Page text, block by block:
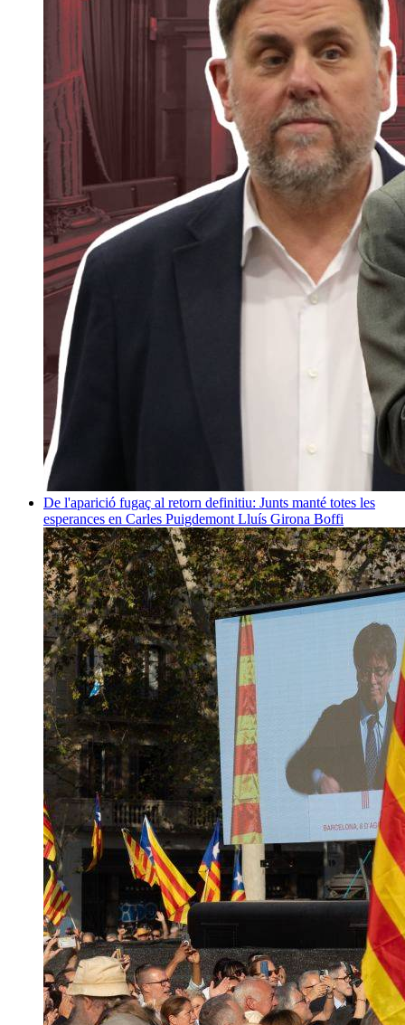
De l'aparició fugaç al retorn definitiu: Junts manté totes les
esperances en Carles Puigdemont Lluís Girona Boffi